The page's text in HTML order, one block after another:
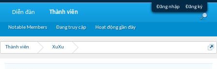
Đăng nhập Đăng ký
Thành viên XuXu
Diễn đàn Thành viên
Notable Members Đang truy cập Hoạt động gần đây